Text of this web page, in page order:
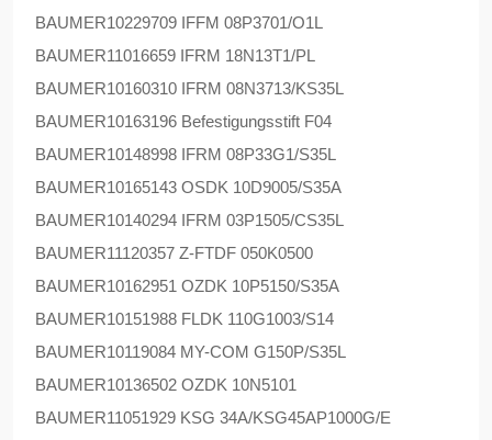
BAUMER10229709 IFFM 08P3701/O1L
BAUMER11016659 IFRM 18N13T1/PL
BAUMER10160310 IFRM 08N3713/KS35L
BAUMER10163196 Befestigungsstift F04
BAUMER10148998 IFRM 08P33G1/S35L
BAUMER10165143 OSDK 10D9005/S35A
BAUMER10140294 IFRM 03P1505/CS35L
BAUMER11120357 Z-FTDF 050K0500
BAUMER10162951 OZDK 10P5150/S35A
BAUMER10151988 FLDK 110G1003/S14
BAUMER10119084 MY-COM G150P/S35L
BAUMER10136502 OZDK 10N5101
BAUMER11051929 KSG 34A/KSG45AP1000G/E